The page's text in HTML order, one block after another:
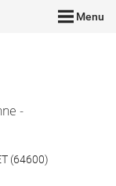
Menu
-
(64600)